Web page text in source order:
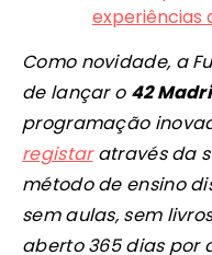
experiências
Como novidade, a
de lançar o 42
programação
registaratravés da
método de ensino
sem aulas, sem
aberto 365 dias por